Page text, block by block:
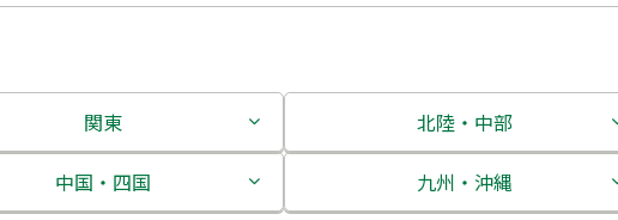
関東
茨城県
北陸・中部
新潟県
中国・四国
九州・沖縄